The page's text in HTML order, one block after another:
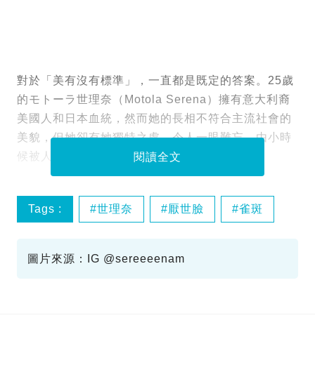
對於「美有沒有標準」，一直都是既定的答案。25歲
的モトーラ世理奈（Motola Serena）擁有意大利裔
美國人和日本血統，然而她的長相不符合主流社會的
美貌，但她卻有她獨特之處，令人一眼難忘，由小時
候被人嘲笑到現在成為炙手可熱的新生代模特！
閱讀全文
Tags : 世理奈 厭世臉 雀斑
圖片來源：IG @sereeeenam